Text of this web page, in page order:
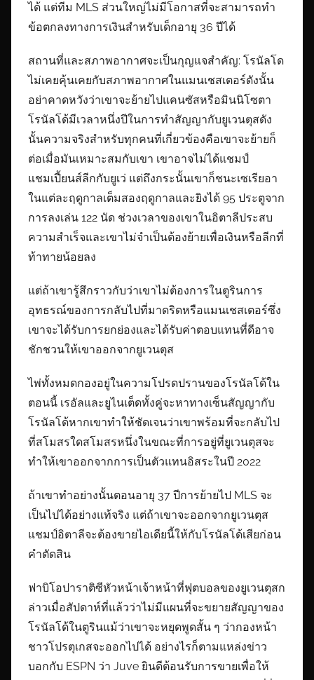
ได้ แต่ทีม MLS ส่วนใหญ่ไม่มีโอกาสที่จะสามารถทำ
ข้อตกลงทางการเงินสำหรับเด็กอายุ 36 ปีได้
สถานที่และสภาพอากาศจะเป็นกุญแจสำคัญ: โรนัลโด
ไม่เคยคุ้นเคยกับสภาพอากาศในแมนเชสเตอร์ดังนั้น
อย่าคาดหวังว่าเขาจะย้ายไปแคนซัสหรือมินนิโซตา
โรนัลโด้มีเวลาหนึ่งปีในการทำสัญญากับยูเวนตุสดัง
นั้นความจริงสำหรับทุกคนที่เกี่ยวข้องคือเขาจะย้ายก็
ต่อเมื่อมันเหมาะสมกับเขา เขาอาจไม่ได้แชมป์
แชมเปี้ยนส์ลีกกับยูเว่ แต่ถึงกระนั้นเขาก็ชนะเซเรียอา
ในแต่ละฤดูกาลเต็มสองฤดูกาลและยิงได้ 95 ประตูจาก
การลงเล่น 122 นัด ช่วงเวลาของเขาในอิตาลีประสบ
ความสำเร็จและเขาไม่จำเป็นต้องย้ายเพื่อเงินหรือลีกที่
ท้าทายน้อยลง
แต่ถ้าเขารู้สึกราวกับว่าเขาไม่ต้องการในตูรินการ
อุทธรณ์ของการกลับไปที่มาดริดหรือแมนเชสเตอร์ซึ่ง
เขาจะได้รับการยกย่องและได้รับค่าตอบแทนที่ดีอาจ
ชักชวนให้เขาออกจากยูเวนตุส
ไพ่ทั้งหมดกองอยู่ในความโปรดปรานของโรนัลโด้ใน
ตอนนี้ เรอัลและยูไนเต็ดทั้งคู่จะหาทางเซ็นสัญญากับ
โรนัลโด้หากเขาทำให้ชัดเจนว่าเขาพร้อมที่จะกลับไป
ที่สโมสรใดสโมสรหนึ่งในขณะที่การอยู่ที่ยูเวนตุสจะ
ทำให้เขาออกจากการเป็นตัวแทนอิสระในปี 2022
ถ้าเขาทำอย่างนั้นตอนอายุ 37 ปีการย้ายไป MLS จะ
เป็นไปได้อย่างแท้จริง แต่ถ้าเขาจะออกจากยูเวนตุส
แชมป์อิตาลีจะต้องขายไอเดียนี้ให้กับโรนัลโด้เสียก่อน
คำตัดสิน
ฟาบิโอปาราติซีหัวหน้าเจ้าหน้าที่ฟุตบอลของยูเวนตุสก
ล่าวเมื่อสัปดาห์ที่แล้วว่าไม่มีแผนที่จะขยายสัญญาของ
โรนัลโด้ในตูรินแม้ว่าเขาจะหยุดพูดสั้น ๆ ว่ากองหน้า
ชาวโปรตุเกสจะออกไปได้ อย่างไรก็ตามแหล่งข่าว
บอกกับ ESPN ว่า Juve ยินดีต้อนรับการขายเพื่อให้